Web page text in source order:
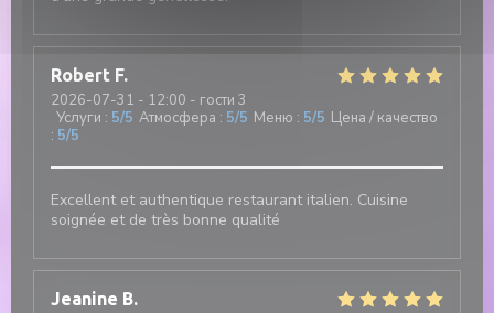
Robert F
2026-07-31 - 12:00 - гости 3
Услуги : 5/5 Атмосфера : 5/5 Меню : 5/5 Цена / качество
: 5/5
Excellent et authentique restaurant italien. Cuisine
soignée et de très bonne qualité
Jeanine B